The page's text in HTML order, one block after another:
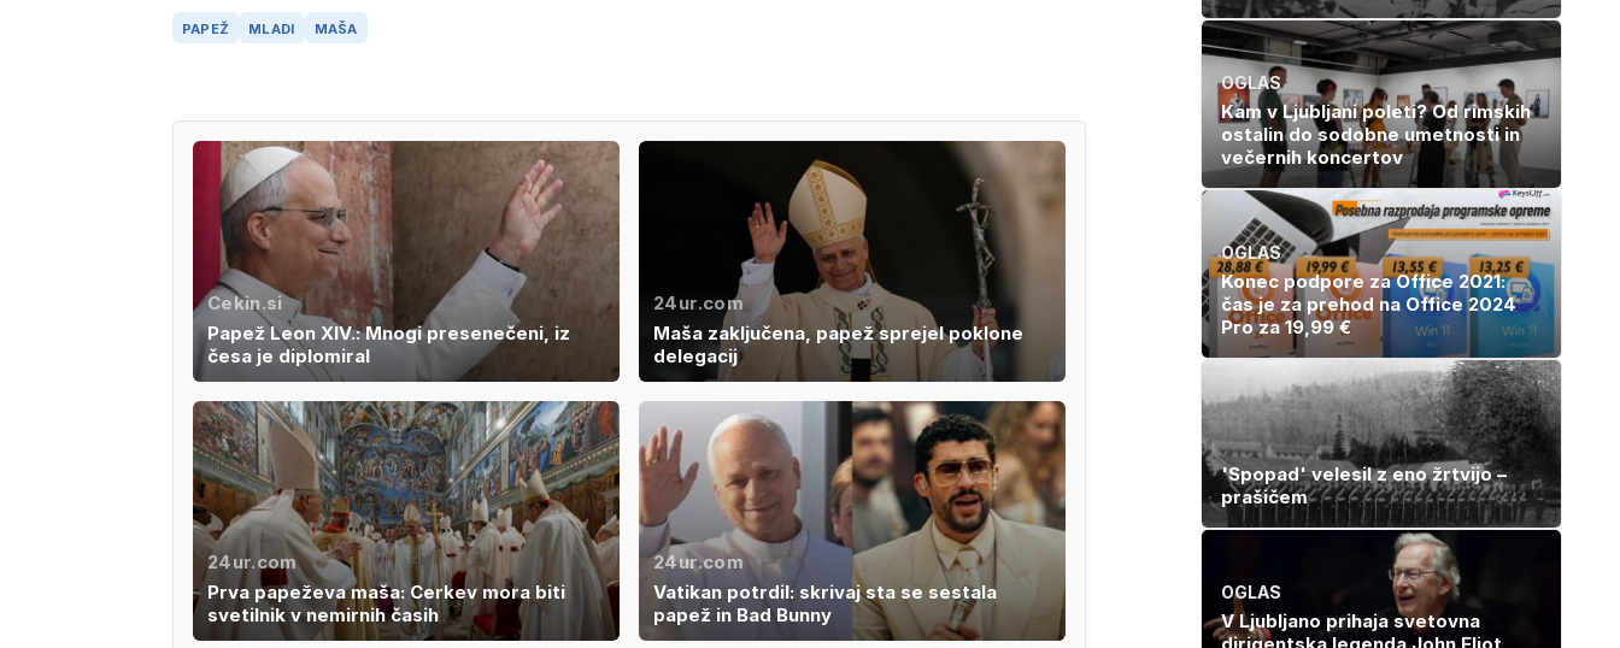
PAPEŽ MLADI MAŠA
Cekin.si
Papež Leon XIV.: Mnogi presenečeni, iz
česa je diplomiral
24ur.com
Maša zaključena, papež sprejel poklone
delegacij
24ur.com
Prva papeževa maša: Cerkev mora biti
svetilnik v nemirnih časih
24ur.com
Vatikan potrdil: skrivaj sta se sestala
papež in Bad Bunny
OGLAS
Kam v Ljubljani poleti? Od rimskih
ostalin do sodobne umetnosti in
večernih koncertov
OGLAS
Konec podpore za Office 2021:
čas je za prehod na Office 2024
Pro za 19,99 €
'Spopad' velesil z eno žrtvijo –
prašičem
OGLAS
V Ljubljano prihaja svetovna